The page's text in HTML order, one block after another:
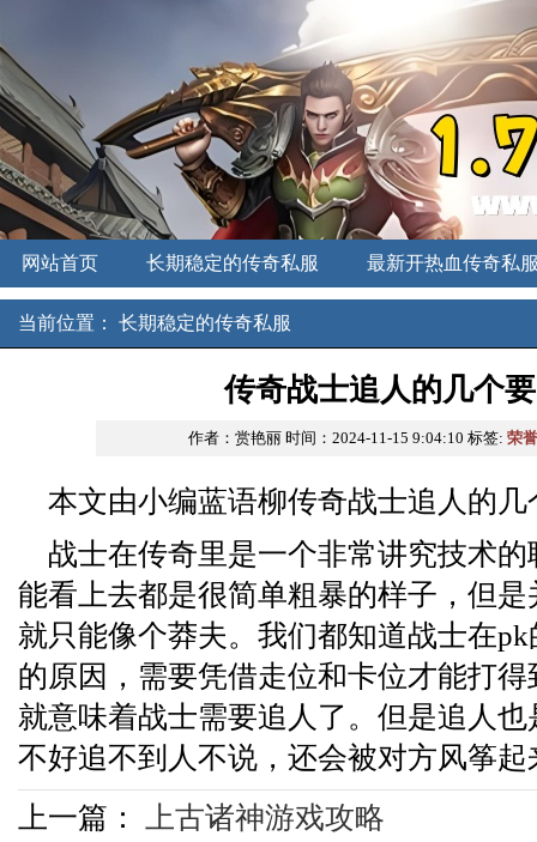
网站首页 长期稳定的传奇私服
最新开热血传奇私
新开中变传奇
刚开一秒私服
传奇发布网
当前位置： 长期稳定的传奇私服
传奇战士追人的几个
作者：赏艳丽 时间：2024-11-15 9:04:10 标签:荣
本文由小编蓝语柳传奇战士追人的几
战士在传奇里是一个非常讲究技术
能看上去都是很简单粗暴的样子，但
就只能像个莽夫。我们都知道战士在
的原因，需要凭借走位和卡位才能打
就意味着战士需要追人了。但是追人
不好追不到人不说，还会被对方风筝起
上一篇：
上古诸神游戏攻略